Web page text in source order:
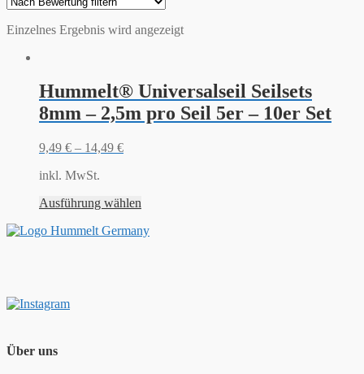
Einzelnes Ergebnis wird angezeigt
Hummelt® Universalseil Seilsets
8mm – 2,5m pro Seil 5er – 10er Set
9,49 € – 14,49 €
inkl. MwSt.
Ausführung wählen
Über uns